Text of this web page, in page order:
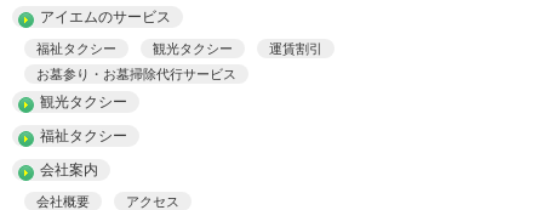
アイエムのサービス
福祉タクシー 観光タクシー
運賃割引
お墓参り・お墓掃除代行サービス
観光タクシー
福祉タクシー
会社案内
会社概要 アクセス